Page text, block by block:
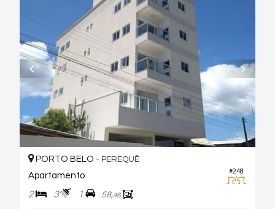
#248
PORTO BELO - PEREQUÊ
Apartamento
2 3 1 58,46